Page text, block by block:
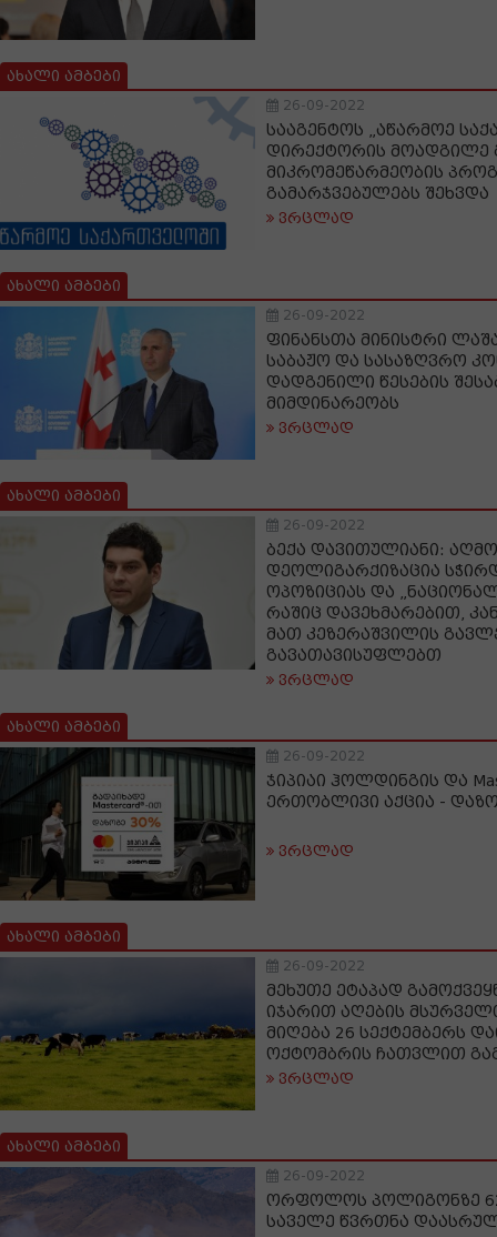
ახალი ამბები
26-09-2022
სააგენტოს „აწარმოე
დირექტორის მოადგილე
მიკრომეწარმეობის
გამარჯვებულებს შეხვდა
ვრცლად
ახალი ამბები
26-09-2022
ფინანსთა მინისტრი
საბაჟო და სასაზღვრო
დადგენილი წესების
მიმდინარეობს
ვრცლად
ახალი ამბები
26-09-2022
ბექა დავითულიანი:
დეოლიგარქიზაცია
ოპოზიციას და
რაშიც დავეხმარებით,
მათ კეზერაშვილის
გავათავისუფლებთ
ვრცლად
ახალი ამბები
26-09-2022
ჯიპიაი ჰოლდინგის და
ერთობლივი აქცია -
ვრცლად
ახალი ამბები
26-09-2022
მეხუთე ეტაპად
იჯარით აღების
მიღება 26 სექტემბერს
ოქტომბრის ჩათვლით
ვრცლად
ახალი ამბები
26-09-2022
ორფოლოს პოლიგონზე
საველე წვრთნა